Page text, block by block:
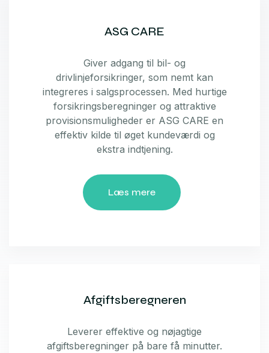
ASG CARE
Giver adgang til bil- og
drivlinjeforsikringer, som nemt kan
integreres i salgsprocessen. Med hurtige
forsikringsberegninger og attraktive
provisionsmuligheder er ASG CARE en
effektiv kilde til øget kundeværdi og
ekstra indtjening.
Læs mere
Afgiftsberegneren
Leverer effektive og nøjagtige
afgiftsberegninger på bare få minutter.